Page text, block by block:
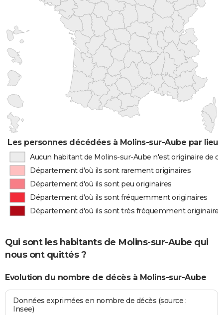
Les personnes décédées à Molins-sur-Aube par lieu
Aucun habitant de Molins-sur-Aube n'est originaire de
Département d'où ils sont rarement originaires
Département d'où ils sont peu originaires
Département d'où ils sont fréquemment originaires
Département d'où ils sont très fréquemment originaires
Qui sont les habitants de Molins-sur-Aube qui
nous ont quittés ?
Evolution du nombre de décès à Molins-sur-Aube
Données exprimées en nombre de décès (source :
Insee)